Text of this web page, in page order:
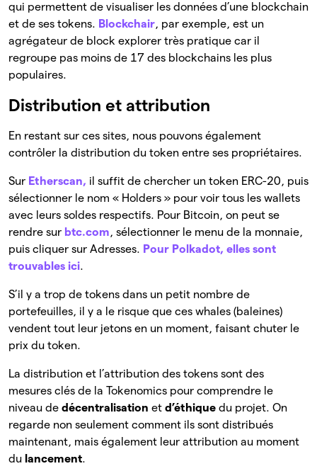
qui permettent de visualiser les données d’une blockchain
et de ses tokens. Blockchair, par exemple, est un
agrégateur de block explorer très pratique car il
regroupe pas moins de 17 des blockchains les plus
populaires.
Distribution et attribution
En restant sur ces sites, nous pouvons également
contrôler la distribution du token entre ses propriétaires.
Sur Etherscan, il suffit de chercher un token ERC-20, puis
sélectionner le nom « Holders » pour voir tous les wallets
avec leurs soldes respectifs. Pour Bitcoin, on peut se
rendre sur btc.com, sélectionner le menu de la monnaie,
puis cliquer sur Adresses. Pour Polkadot, elles sont
trouvables ici.
S’il y a trop de tokens dans un petit nombre de
portefeuilles, il y a le risque que ces whales (baleines)
vendent tout leur jetons en un moment, faisant chuter le
prix du token.
La distribution et l’attribution des tokens sont des
mesures clés de la Tokenomics pour comprendre le
niveau de décentralisation et d’éthique du projet. On
regarde non seulement comment ils sont distribués
maintenant, mais également leur attribution au moment
du lancement.